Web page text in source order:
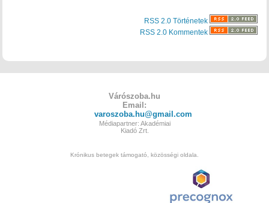
RSS 2.0 Történetek
RSS 2.0 Kommentek
Várószoba.hu
Email:
varoszoba.hu@gmail.com
Médiapartner: Akadémiai
Kiadó Zrt.
Krónikus betegek támogató, közösségi oldala.